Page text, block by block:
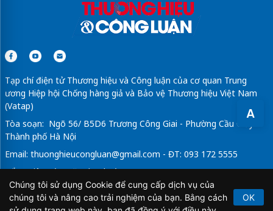
A
Tạp chí điện tử Thương hiệu và Công luận của cơ quan Trung
ương Hiệp hội Chống hàng giả và Bảo vệ Thương hiệu Việt Nam
(Vatap)
Tòa soạn: Ngõ 56/ B5D6 Trương Công Giai - Phường Cầu Giấy -
Thành phố Hà Nội
Email: thuonghieucongluan@gmail.com - ĐT: 093 172 5555
Tổng Biên Tập: Vũ Đức Thuận
Giấy phép hoạt động báo chí điện tử số 64/GP-BTTTT do Bộ
Thông tin và Truyền thông cấp ngày 21/2/2020.
Chúng tôi sử dụng Cookie để cung cấp dịch vụ của
chúng tôi và nâng cao trải nghiệm của bạn. Bằng cách
OK